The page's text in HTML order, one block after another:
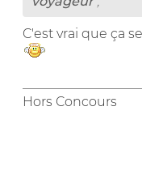
C'est vrai que ça
Hors Concours